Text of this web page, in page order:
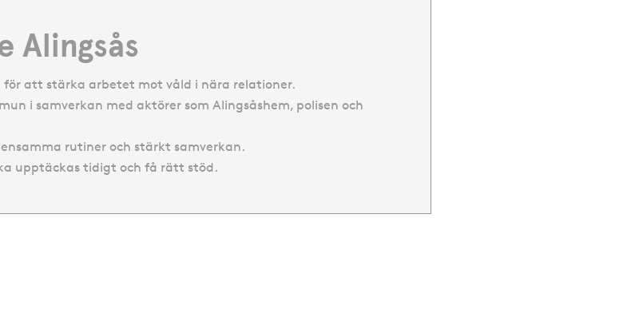
Alingsås
för att stärka arbetet mot våld i nära relationer.
i samverkan med aktörer som Alingsåshem, polisen och
rutiner och stärkt samverkan.
upptäckas tidigt och få rätt stöd.